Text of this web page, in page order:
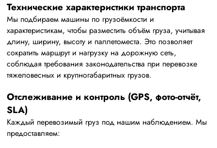
Технические характеристики транспорта
Мы подбираем машины по грузоёмкости и
характеристикам, чтобы разместить объём груза, учитывая
длину, ширину, высоту и паллетоместа. Это позволяет
сократить маршрут и нагрузку на дорожную сеть,
соблюдая требования законодательства при перевозке
тяжеловесных и крупногабаритных грузов.
Отслеживание и контроль (GPS, фото-отчёт,
SLA)
Каждый перевозимый груз под нашим наблюдением. Мы
предоставляем: